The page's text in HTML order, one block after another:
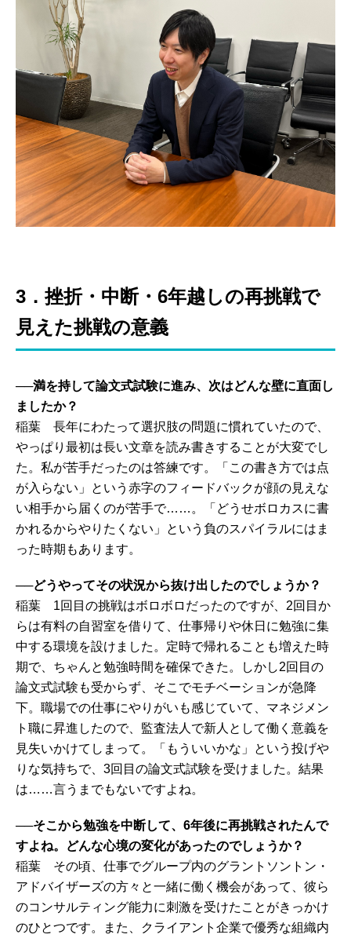
3．挫折・中断・6年越しの再挑戦で
見えた挑戦の意義
──満を持して論文式試験に進み、次はどんな壁に直面し
ましたか？
稲葉 長年にわたって選択肢の問題に慣れていたので、
やっぱり最初は長い文章を読み書きすることが大変でし
た。私が苦手だったのは答練です。「この書き方では点
が入らない」という赤字のフィードバックが顔の見えな
い相手から届くのが苦手で……。「どうせボロカスに書
かれるからやりたくない」という負のスパイラルにはま
った時期もあります。
──どうやってその状況から抜け出したのでしょうか？
稲葉 1回目の挑戦はボロボロだったのですが、2回目か
らは有料の自習室を借りて、仕事帰りや休日に勉強に集
中する環境を設けました。定時で帰れることも増えた時
期で、ちゃんと勉強時間を確保できた。しかし2回目の
論文式試験も受からず、そこでモチベーションが急降
下。職場での仕事にやりがいも感じていて、マネジメン
ト職に昇進したので、監査法人で新人として働く意義を
見失いかけてしまって。「もういいかな」という投げや
りな気持ちで、3回目の論文式試験を受けました。結果
は……言うまでもないですよね。
──そこから勉強を中断して、6年後に再挑戦されたんで
すよね。どんな心境の変化があったのでしょうか？
稲葉 その頃、仕事でグループ内のグラントソントン・
アドバイザーズの方々と一緒に働く機会があって、彼ら
のコンサルティング能力に刺激を受けたことがきっかけ
のひとつです。また、クライアント企業で優秀な組織内